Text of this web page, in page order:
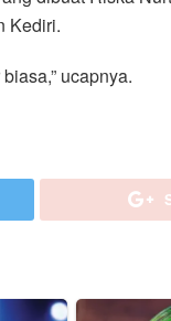
Kediri.
ucapnya.